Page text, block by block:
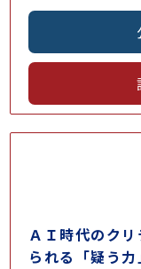
ＡＩ時代のク
られる「疑う力